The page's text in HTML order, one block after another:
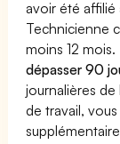
avoir été
Technicienne
moins 12 mois.
dépasser 90
journalières
de travail,